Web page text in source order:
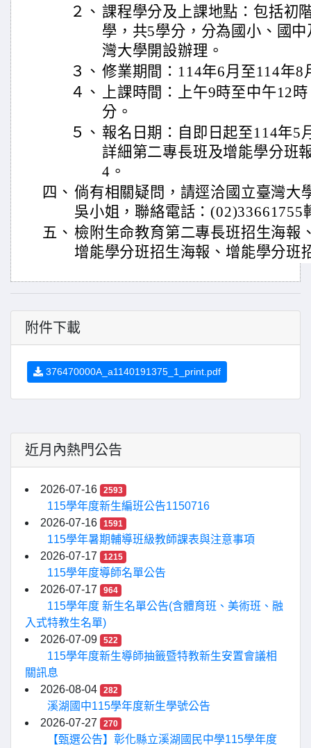
２、 課程學分及上課地點：包括初
學，共5學分，分為國小、國
灣大學開設辦理。
３、 修業期間：114年6月至114年8
４、
上課時間：上午9時至中午12
分。
５、 報名日期：自即日起至114年5
詳細第二專長班及增能學分班
4。
四、 倘有相關疑問，請逕洽國立臺灣大
吳小姐，聯絡電話：(02)33661755
五、 檢附生命教育第二專長班招生海報
增能學分班招生海報、增能學分班
附件下載
376470000A_a1140191375_1_print.pdf
近月內熱門公告
2026-07-16 2593
115學年度新生編班公告1150716
2026-07-16
1591
115學年暑期輔導班級教師課表與注意事項
2026-07-17
1215
115學年度導師名單公告
2026-07-17
964
115學年度 新生名單公告(含體育班、美術班、融
入式特教生名單)
2026-07-09
522
115學年度新生導師抽籤暨特教新生安置會議相
關訊息
2026-08-04
282
溪湖國中115學年度新生學號公告
2026-07-27
270
【甄選公告】彰化縣立溪湖國民中學115學年度